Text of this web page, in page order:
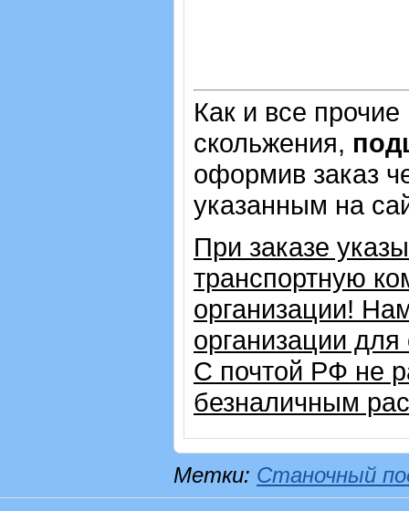
Как и все
скольжения,
оформив заказ
указанным на
При заказе
транспортную
организации!
организации
С почтой РФ не
безналичным
Метки: Станочный